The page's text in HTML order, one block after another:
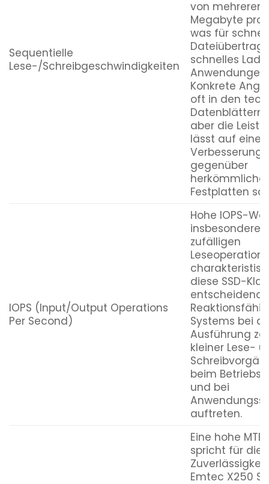
Sequentielle
Lese-/Schreibgeschwindigkeiten
von mehreren
Megabyte pro
was für
schnelles
Anwendungen
Konkrete
oft in den
Datenblättern
aber die
lässt auf eine
Verbesserung
gegenüber
Festplatten
IOPS (Input/Output Operations
Per Second)
Hohe IOPS-
insbesondere
zufälligen
diese SSD-
entscheidend
Systems bei
Ausführung
kleiner Lese-
beim
und bei
auftreten.
Eine hohe
spricht für die
Emtec X250